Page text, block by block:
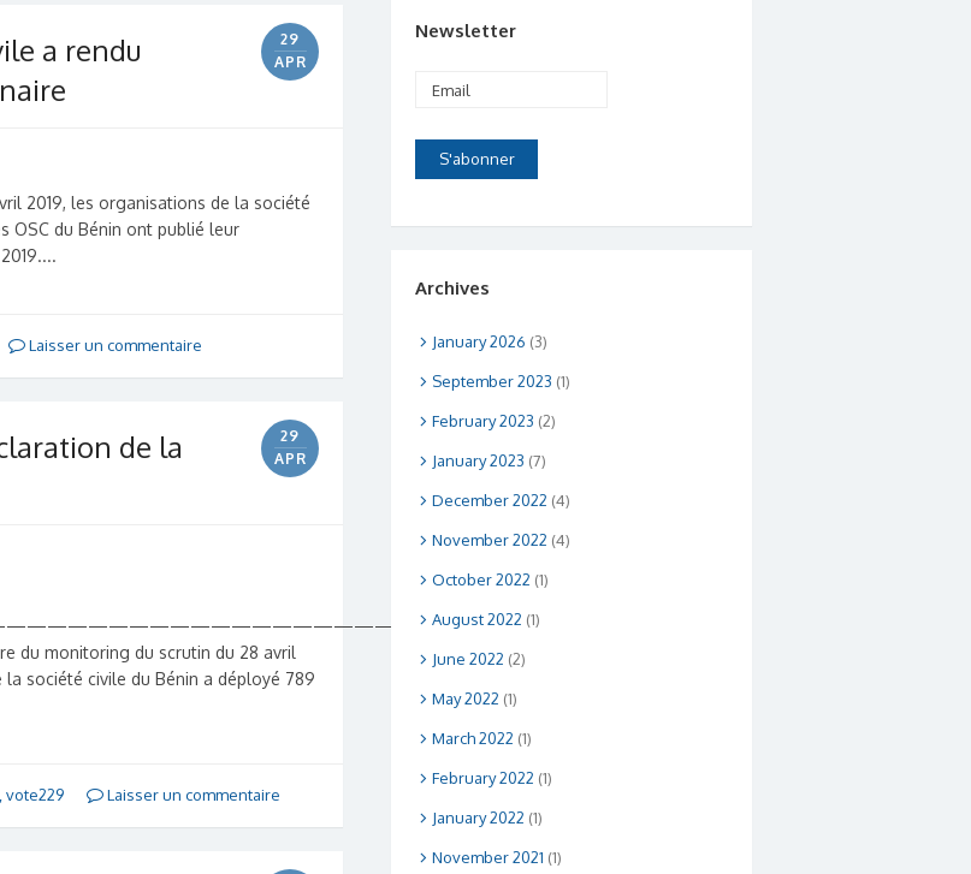
a rendu
29
APR
2019, les organisations de la société
OSC du Bénin ont publié leur
Laisser un commentaire
de la
29
APR
du monitoring du scrutin du 28 avril
société civile du Bénin a déployé 789
vote229 Laisser un commentaire
Newsletter
Archives
January 2026 (3)
September 2023 (1)
February 2023 (2)
January 2023 (7)
December 2022 (4)
November 2022 (4)
October 2022 (1)
August 2022 (1)
June 2022 (2)
May 2022 (1)
March 2022 (1)
February 2022 (1)
January 2022 (1)
November 2021 (1)